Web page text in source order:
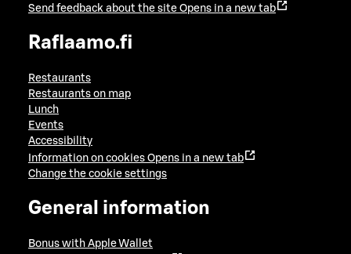
Send feedback about the site Opens in a new tab
Raflaamo.fi
Restaurants
Restaurants on map
Lunch
Events
Accessibility
Information on cookies Opens in a new tab
Change the cookie settings
General information
Bonus with Apple Wallet